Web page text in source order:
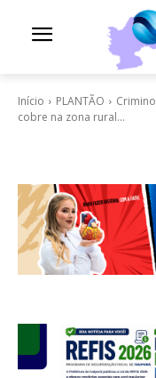
Início PLANTÃO
cobre na zona rural...